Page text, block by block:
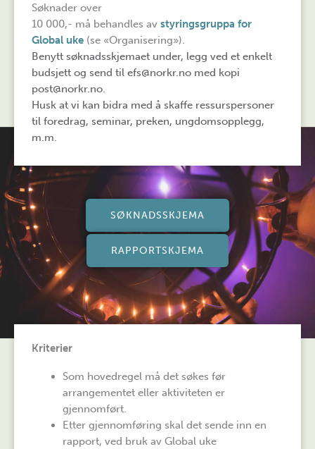
Søknader over
10 000,- må behandles av styringsgruppa for
Global uke (se «Organisering»).
Benytt søknadsskjemaet under, legg ved et enkelt
budsjett og send til efs@norkr.no med kopi
post@norkr.no.
Husk at vi kan bidra med å skaffe ressurspersoner
til foredrag, seminar, preken, ungdomsopplegg,
m.m.
SØKNADSSKJEMA
RAPPORTSKJEMA
Kriterier
Som hovedregel må det søkes før
arrangementet eller aktiviteten er
gjennomført.
Etter gjennomføring skal det sende inn en
rapport, ved bruk av Global uke